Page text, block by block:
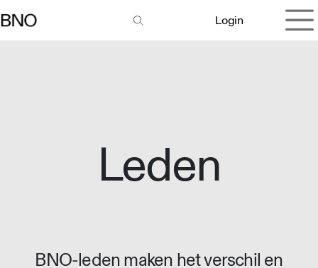
Login
Leden
BNO-leden maken het verschil en